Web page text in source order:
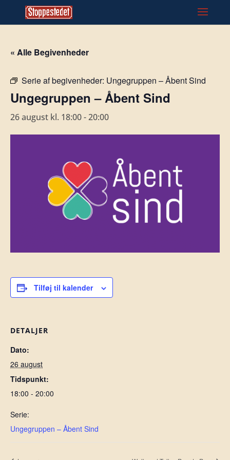
« Alle Begivenheder
Serie af begivenheder: Ungegruppen – Åbent Sind
Ungegruppen – Åbent Sind
26 august kl. 18:00-20:00
Tilføj til kalender
DETALJER
Dato:
26 august
Tidspunkt:
18:00 - 20:00
Serie:
Ungegruppen – Åbent Sind